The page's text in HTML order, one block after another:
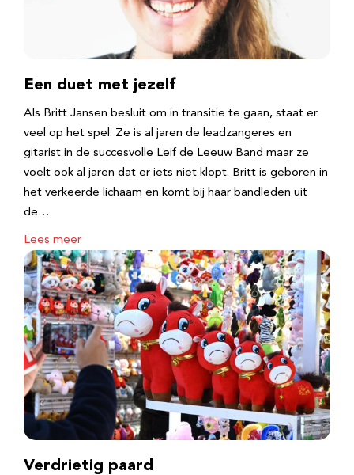
Een duet met jezelf
Als Britt Jansen besluit om in transitie te gaan, staat er
veel op het spel. Ze is al jaren de leadzangeres en
gitarist in de succesvolle Leif de Leeuw Band maar ze
voelt ook al jaren dat er iets niet klopt. Britt is geboren in
het verkeerde lichaam en komt bij haar bandleden uit
de…
Lees meer
Verdrietig paard